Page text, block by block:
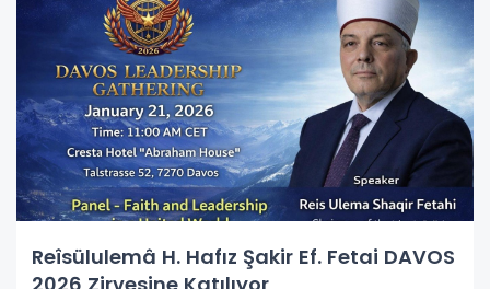
Reîsülulemâ H. Hafız Şakir Ef. Fetai DAVOS